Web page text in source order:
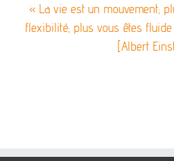
« La vie est un mouvement;
flexibilité; plus vous êtes
[Albert